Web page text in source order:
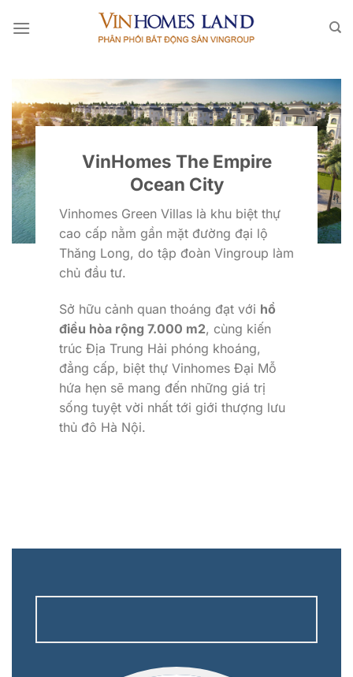
qua
VinHomes The Empire
Ocean City
Vinhomes Green Villas là khu biệt thự
cao cấp nằm gần mặt đường đại lộ
Thăng Long, do tập đoàn Vingroup làm
chủ đầu tư.
Sở hữu cảnh quan thoáng đạt với hồ
điều hòa rộng 7.000 m2, cùng kiến
trúc Địa Trung Hải phóng khoáng,
đẳng cấp, biệt thự Vinhomes Đại Mỗ
hứa hẹn sẽ mang đến những giá trị
sống tuyệt vời nhất tới giới thượng lưu
thủ đô Hà Nội.